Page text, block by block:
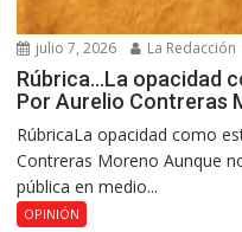
julio 7, 2026 La Redacción
Rúbrica…La opacidad
Por Aurelio Contreras
RúbricaLa opacidad como
Contreras Moreno Aunque
pública en medio...
OPINIÓN